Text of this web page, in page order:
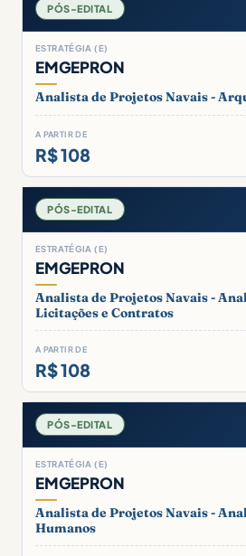
PÓS-EDITAL
ESTRATÉGIA (E)
EMGEPRON
Analista de Projetos Navais -
A PARTIR DE
R$ 108
PÓS-EDITAL
ESTRATÉGIA (E)
EMGEPRON
Analista de Projetos Navais -
Licitações e Contratos
A PARTIR DE
R$ 108
PÓS-EDITAL
ESTRATÉGIA (E)
EMGEPRON
Analista de Projetos Navais -
Humanos